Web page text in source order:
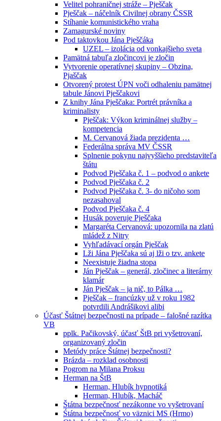
Velitel pohraničnej stráže – Pješčak
Pješčak – náčelník Civilnej obrany ČSSR
Stíhanie komunistického vraha
Zamagurské noviny
Pod taktovkou Jána Pješčáka
UZEL – izolácia od vonkajšieho sveta
Pamätná tabuľa zločincovi je zločin
Vytvorenie operatívnej skupiny – Obzina,
Pjaščak
Otvorený protest ÚPN voči odhaleniu pamätnej
tabule Jánovi Pješčakovi
Z knihy Jána Pješčaka: Portrét právníka a
kriminalisty
Pješčak: Výkon kriminálnej služby –
kompetencia
M. Cervanová žiada prezidenta …
Federálna správa MV ČSSR
Splnenie pokynu najvyššieho predstaviteľa
štátu
Podvod Pješčaka č. 1 – podvod o ankete
Podvod Pješčaka č. 2
Podvod Pješčaka č. 3- do ničoho som
nezasahoval
Podvod Pješčaka č. 4
Husák poveruje Pješčaka
Margaréta Cervanová: upozornila na zlatú
mládež z Nitry
Vyhľadávací orgán Pješčak
Lži Jána Pješčaka sú aj lži o tzv. ankete
Neexistuje žiadna stopa
Ján Pješčak – generál, zločinec a literárny
klamár
Ján Pješčak – ja nič, to Pálka …
Pješčak – francúzky už v roku 1982
potvrdili Andrášikovi alibi
Účasť Štátnej bezpečnosti na prípade – falošné razítka
VB
pplk. Pačikovský, účasť ŠtB pri vyšetrovaní,
organizovaný zločin
Metódy práce Štátnej bezpečnosti?
Brázda – rozklad osobnosti
Pogrom na Milana Proksu
Herman na ŠtB
Herman, Hlubík hypnotiká
Herman, Hlubík, Macháč
Štátna bezpečnosť nezákonne vo vyšetrovaní
Śtátna bezpečnosť vo väznici MS (Hrmo)